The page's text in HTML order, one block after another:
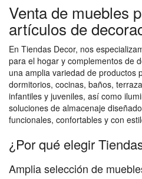
Venta de muebles
artículos de
En Tiendas Decor, nos
para el hogar y complementos de
una amplia variedad de productos
dormitorios, cocinas, baños,
infantiles y juveniles, así como
soluciones de almacenaje
funcionales, confortables y con
¿Por qué elegir
Amplia selección de